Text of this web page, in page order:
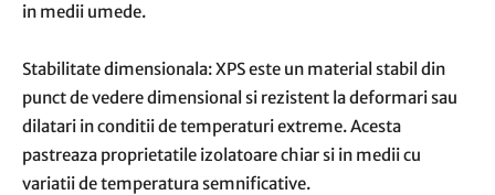
in medii umede.
Stabilitate dimensionala: XPS este un material stabil din
punct de vedere dimensional si rezistent la deformari sau
dilatari in conditii de temperaturi extreme. Acesta
pastreaza proprietatile izolatoare chiar si in medii cu
variatii de temperatura semnificative.